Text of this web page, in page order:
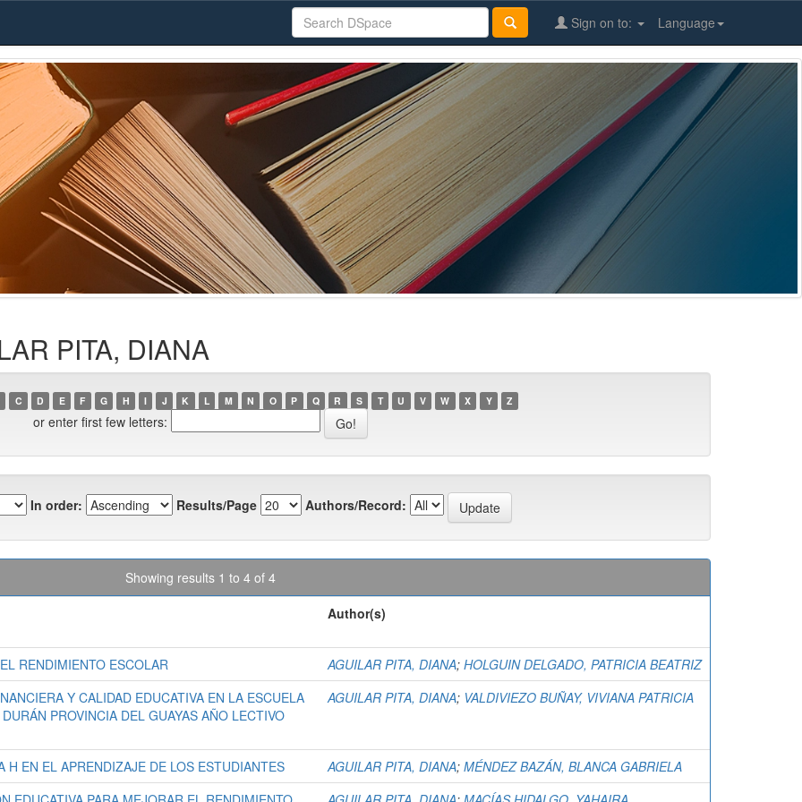
Language
Sign on to:
PITA, DIANA
C D E F G H I J K L M N O P Q R S T U V W X Y Z
or enter first few letters:
In order: Results/Page Authors/Record:
Showing results 1 to 4 of 4
Author(s)
RENDIMIENTO ESCOLAR AGUILAR PITA, DIANA; HOLGUIN DELGADO, PATRICIA BEATRIZ
Y CALIDAD EDUCATIVA EN LA ESCUELA
PROVINCIA DEL GUAYAS AÑO LECTIVO
AGUILAR PITA, DIANA; VALDIVIEZO BUÑAY, VIVIANA PATRICIA
EN EL APRENDIZAJE DE LOS ESTUDIANTES AGUILAR PITA, DIANA; MÉNDEZ BAZÁN, BLANCA GABRIELA